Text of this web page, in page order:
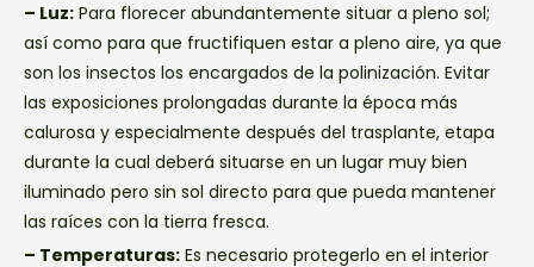
– Luz: Para florecer abundantemente situar a pleno sol;
así como para que fructifiquen estar a pleno aire, ya que
son los insectos los encargados de la polinización. Evitar
las exposiciones prolongadas durante la época más
calurosa y especialmente después del trasplante, etapa
durante la cual deberá situarse en un lugar muy bien
iluminado pero sin sol directo para que pueda mantener
las raíces con la tierra fresca.
– Temperaturas: Es necesario protegerlo en el interior